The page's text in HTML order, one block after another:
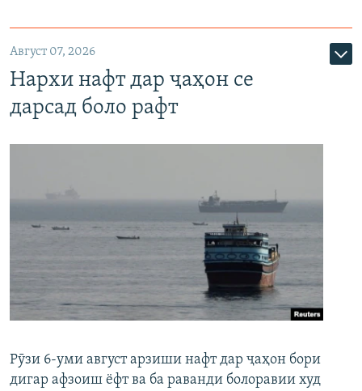
Август 07, 2026
Нархи нафт дар ҷаҳон се
дарсад боло рафт
Рӯзи 6-уми август арзиши нафт дар ҷаҳон бори
дигар афзоиш ёфт ва ба раванди болоравии худ